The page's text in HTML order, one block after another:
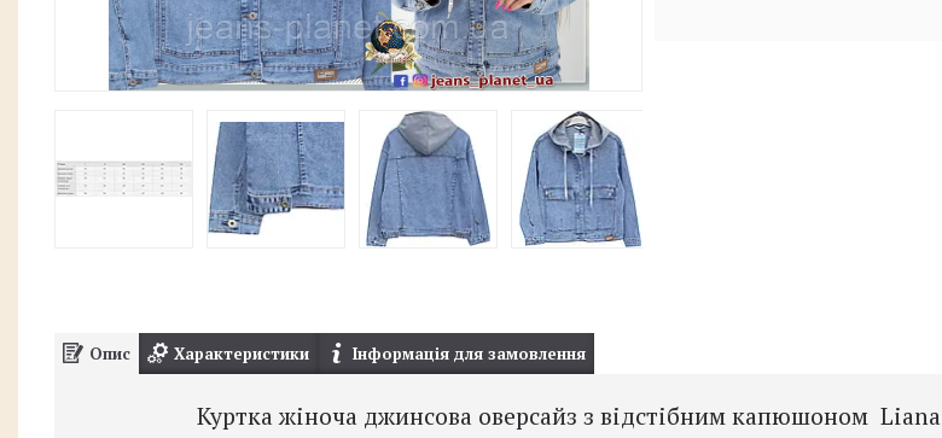
Опис Характеристики Інформація для замовлення
Куртка жіноча джинсова оверсайз з відстібним капюшоном Liana